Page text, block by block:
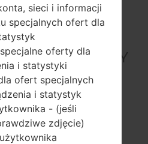
#279282
S20 Plus 5G →
sieci i informacji
specjalnych ofert dla
oferty dla
i statystyki
ofert specjalnych
i statystyk
- (jeśli
zdjęcie)